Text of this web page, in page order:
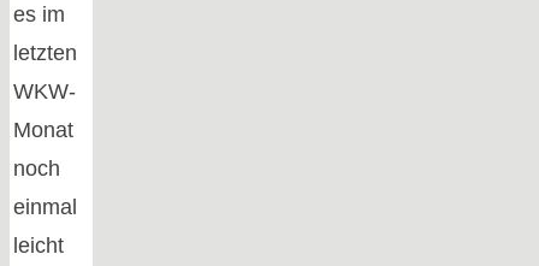
es im
letzten
WKW-
Monat
noch
einmal
leicht